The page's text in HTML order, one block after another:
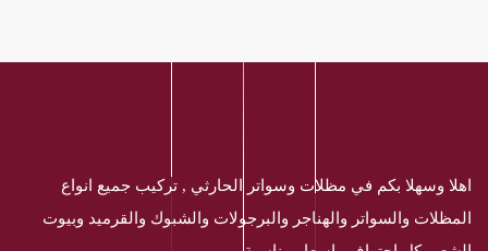
اهلا وسهلا بكم في مظلات وسواتر الحارثي , تركيب جميع انواع
المظلات والسواتر والهناجر والبرجولات والشبوك والقرميد وبيوت